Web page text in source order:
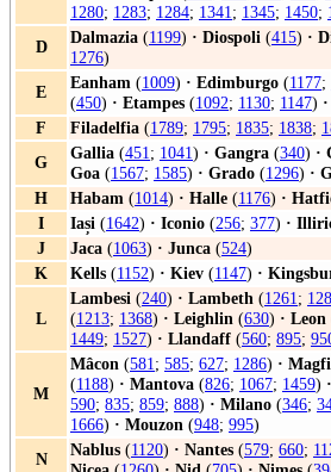
1280; 1283; 1284; 1341; 1345; 1450;
D
Dalmazia (1199) · Diospoli (415) ·
1276)
E
Eanham (1009) · Edimburgo (1177;
(450) · Etampes (1092; 1130; 1147) ·
F
Filadelfia (1789; 1795; 1835; 1838;
G
Gallia (451; 1041) · Gangra (340) ·
Goa (1567; 1585) · Grado (1296) ·
H
Habam (1014) · Halle (1176) ·
I
Iași (1642) · Iconio (256; 377) ·
J
Jaca (1063) · Junca (524)
K
Kells (1152) · Kiev (1147) ·
L
Lambesi (240) · Lambeth (1261;
(1213; 1368) · Leighlin (630) · Leon
1449; 1527) · Llandaff (560; 895;
M
Mâcon (581; 585; 627; 1286) ·
(1188) · Mantova (826; 1067; 1459) ·
590; 835; 859; 888) · Milano (346;
1666) · Mouzon (948; 995)
N
Nablus (1120) · Nantes (579; 660;